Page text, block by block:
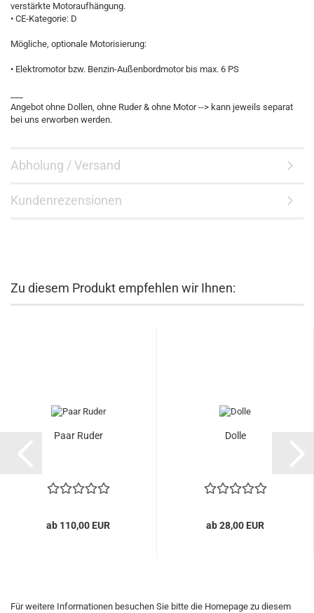
verstärkte Motoraufhängung.
• CE-Kategorie: D
Mögliche, optionale Motorisierung:
• Elektromotor bzw. Benzin-Außenbordmotor bis max. 6 PS
Angebot ohne Dollen, ohne Ruder & ohne Motor --> kann jeweils separat
bei uns erworben werden.
Abholung / Versand
Kundenrezensionen
Zu diesem Produkt empfehlen wir Ihnen:
Paar Ruder
ab 110,00 EUR
Dolle
ab 28,00 EUR
Für weitere Informationen besuchen Sie bitte die Homepage zu diesem